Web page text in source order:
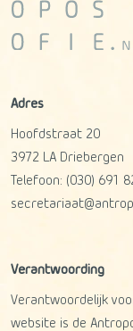
Adres
Hoofdstraat 20
3972 LA
Driebergen
Telefoon: (030) 691
Verantwoording
Verantwoordelijk
website is de